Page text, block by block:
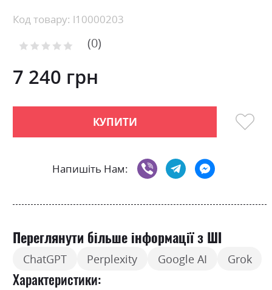
beginning
the
gallery
Код товару: l10000203
Рейтинг: 0
7 240 грн
КУПИТИ
Напишіть Нам:
Переглянути більше інформації з ШІ
ChatGPT Perplexity Google AI Grok
Характеристики